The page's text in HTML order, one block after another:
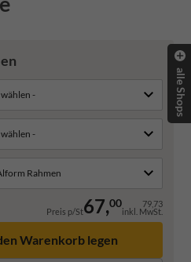
Preis p/St67,00 79,73
inkl. MwSt.
Warenkorb legen
alle Shops